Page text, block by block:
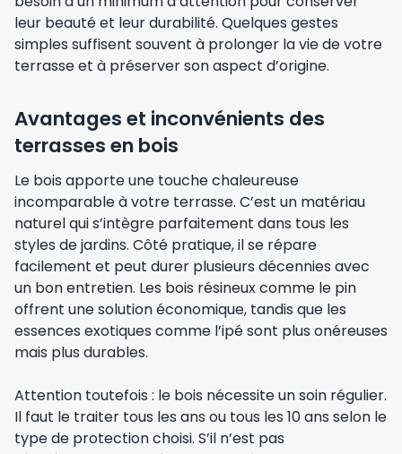
leur beauté et leur durabilité. Quelques gestes
simples suffisent souvent à prolonger la vie de votre
terrasse et à préserver son aspect d’origine.
Avantages et inconvénients des
terrasses en bois
Le bois apporte une touche chaleureuse
incomparable à votre terrasse. C’est un matériau
naturel qui s’intègre parfaitement dans tous les
styles de jardins. Côté pratique, il se répare
facilement et peut durer plusieurs décennies avec
un bon entretien. Les bois résineux comme le pin
offrent une solution économique, tandis que les
essences exotiques comme l’ipé sont plus onéreuses
mais plus durables.
Attention toutefois : le bois nécessite un soin régulier.
Il faut le traiter tous les ans ou tous les 10 ans selon le
type de protection choisi. S’il n’est pas